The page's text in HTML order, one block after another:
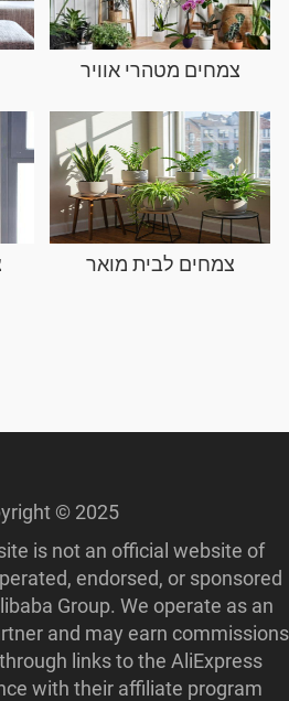
צמחים מטהרי אוויר
צמחים לבית מואר
© 2025
is not an official website of
endorsed, or sponsored
Group. We operate as an
and may earn commissions
links to the AliExpress
with their affiliate program